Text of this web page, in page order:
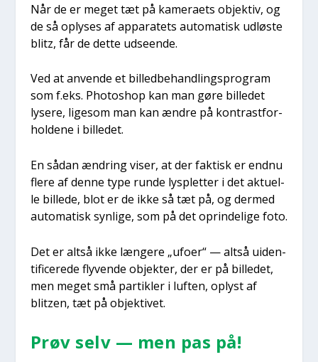
Når de er meget tæt på kame­ra­ets objek­tiv, og
de så oply­ses af appa­ra­tets auto­ma­tisk udlø­ste
blitz, får de det­te udse­en­de.
Ved at anven­de et bil­led­be­hand­lings­pro­gram
som f.eks. Pho­tos­hop kan man gøre bil­le­det
lyse­re, lige­som man kan ændre på kon­trast­for­
hol­de­ne i bil­le­det.
En sådan ændring viser, at der fak­tisk er end­nu
fle­re af den­ne type run­de lys­plet­ter i det aktu­el­
le bil­le­de, blot er de ikke så tæt på, og der­med
auto­ma­tisk syn­li­ge, som på det oprin­de­li­ge foto.
Det er alt­så ikke læn­ge­re „ufo­er“ — alt­så uiden­
ti­fi­ce­re­de fly­ven­de objek­ter, der er på bil­le­det,
men meget små par­tik­ler i luf­ten, oplyst af
blitzen, tæt på objek­ti­vet.
Prøv selv — men pas på!